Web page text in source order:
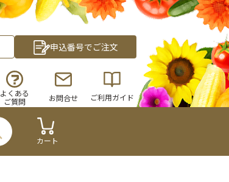
申込番号でご注文
よくある
ご質問
お問合せ ご利用ガイド
カート